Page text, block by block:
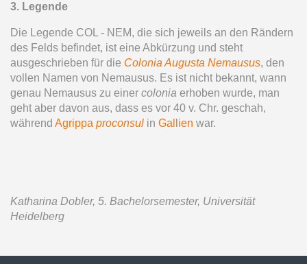
3. Legende
Die Legende COL - NEM, die sich jeweils an den Rändern
des Felds befindet, ist eine Abkürzung und steht
ausgeschrieben für die Colonia Augusta Nemausus, den
vollen Namen von Nemausus. Es ist nicht bekannt, wann
genau Nemausus zu einer colonia erhoben wurde, man
geht aber davon aus, dass es vor 40 v. Chr. geschah,
während Agrippa proconsul in Gallien war.
Katharina Dobler, 5. Bachelorsemester, Universität
Heidelberg